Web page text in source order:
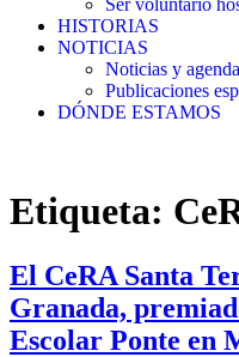
Ser voluntario
HISTORIAS
NOTICIAS
Noticias y agenda
Publicaciones
DÓNDE ESTAMOS
Etiqueta:
El CeRA Santa
Granada,
Escolar Ponte en